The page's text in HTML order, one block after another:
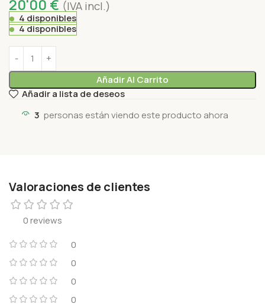
20'00 € (IVA incl.)
4 disponibles
4 disponibles
Añadir Al Carrito
Añadir a lista de deseos
3 personas están viendo este producto ahora
Valoraciones de clientes
0 reviews
0
0
0
0